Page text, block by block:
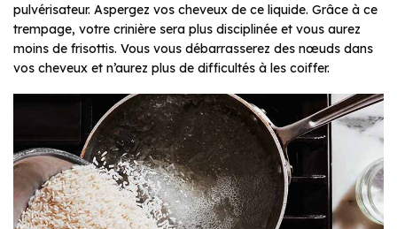
pulvérisateur. Aspergez vos cheveux de ce liquide. Grâce à ce
trempage, votre crinière sera plus disciplinée et vous aurez
moins de frisottis. Vous vous débarrasserez des nœuds dans
vos cheveux et n’aurez plus de difficultés à les coiffer.